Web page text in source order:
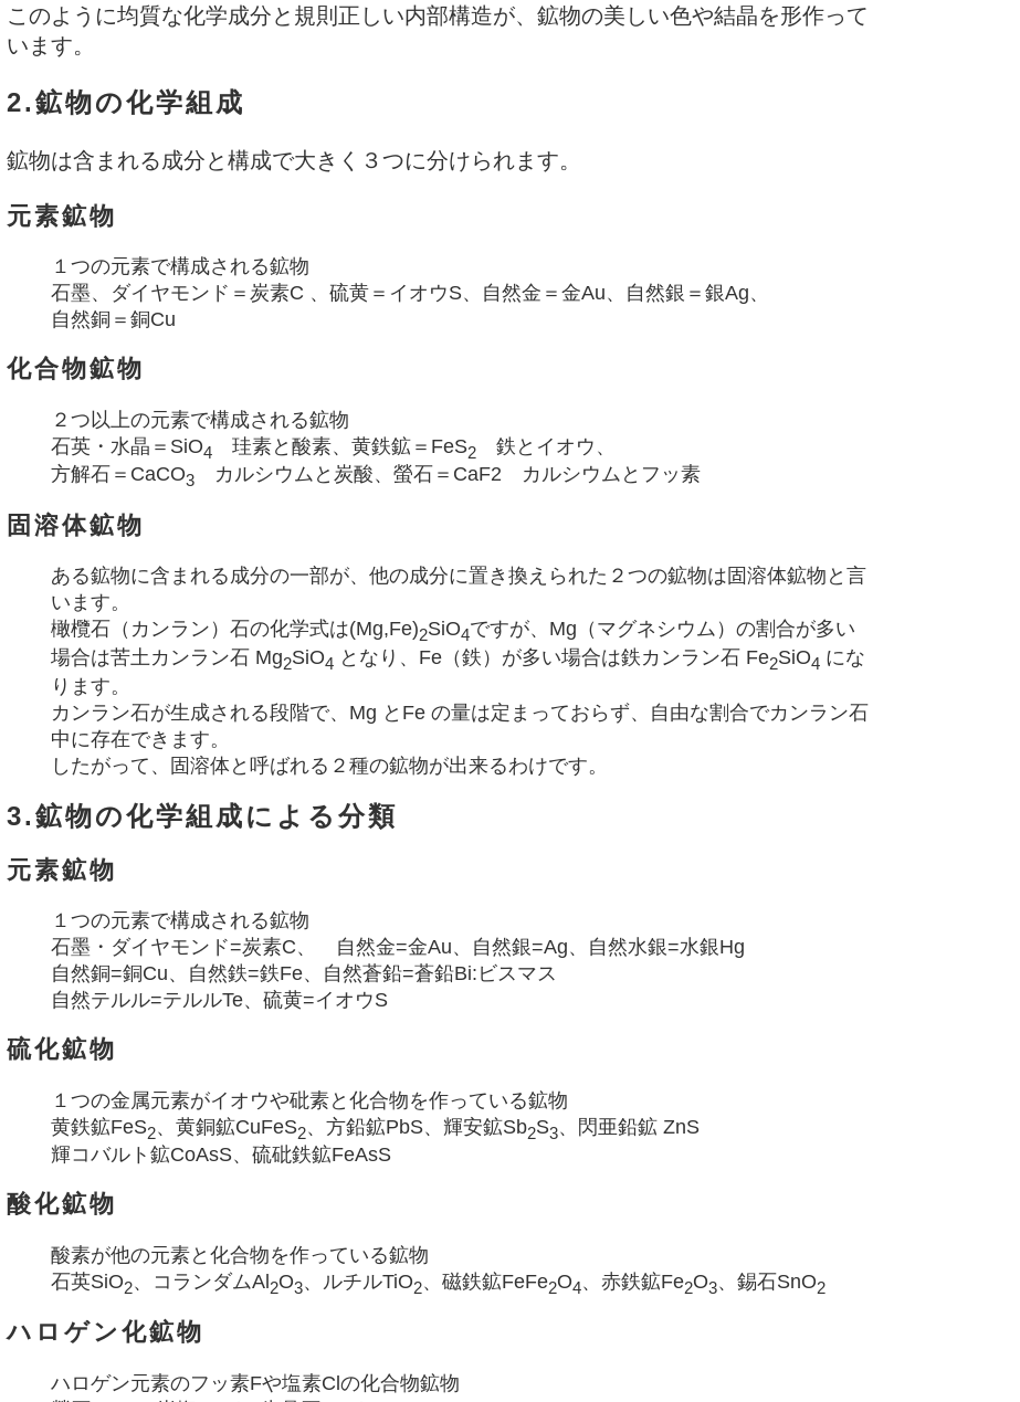
このように均質な化学成分と規則正しい内部構造が、鉱物の美しい色や結晶を形作って
います。
2.鉱物の化学組成
鉱物は含まれる成分と構成で大きく３つに分けられます。
元素鉱物
１つの元素で構成される鉱物
石墨、ダイヤモンド＝炭素C 、硫黄＝イオウS、自然金＝金Au、自然銀＝銀Ag、
自然銅＝銅Cu
化合物鉱物
２つ以上の元素で構成される鉱物
石英・水晶＝SiO4 珪素と酸素、黄鉄鉱＝FeS2 鉄とイオウ、
方解石＝CaCO3 カルシウムと炭酸、螢石＝CaF2 カルシウムとフッ素
固溶体鉱物
ある鉱物に含まれる成分の一部が、他の成分に置き換えられた２つの鉱物は固溶体鉱物と言
います。
橄欖石（カンラン）石の化学式は(Mg,Fe)2SiO4ですが、Mg（マグネシウム）の割合が多い
場合は苦土カンラン石 Mg2SiO4 となり、Fe（鉄）が多い場合は鉄カンラン石 Fe2SiO4 にな
ります。
カンラン石が生成される段階で、Mg とFe の量は定まっておらず、自由な割合でカンラン石
中に存在できます。
したがって、固溶体と呼ばれる２種の鉱物が出来るわけです。
3.鉱物の化学組成による分類
元素鉱物
１つの元素で構成される鉱物
石墨・ダイヤモンド=炭素C、 自然金=金Au、自然銀=Ag、自然水銀=水銀Hg
自然銅=銅Cu、自然鉄=鉄Fe、自然蒼鉛=蒼鉛Bi:ビスマス
自然テルル=テルルTe、硫黄=イオウS
硫化鉱物
１つの金属元素がイオウや砒素と化合物を作っている鉱物
黄鉄鉱FeS2、黄銅鉱CuFeS2、方鉛鉱PbS、輝安鉱Sb2S3、閃亜鉛鉱 ZnS
輝コバルト鉱CoAsS、硫砒鉄鉱FeAsS
酸化鉱物
酸素が他の元素と化合物を作っている鉱物
石英SiO2、コランダムAl2O3、ルチルTiO2、磁鉄鉱FeFe2O4、赤鉄鉱Fe2O3、錫石SnO2
ハロゲン化鉱物
ハロゲン元素のフッ素Fや塩素Clの化合物鉱物